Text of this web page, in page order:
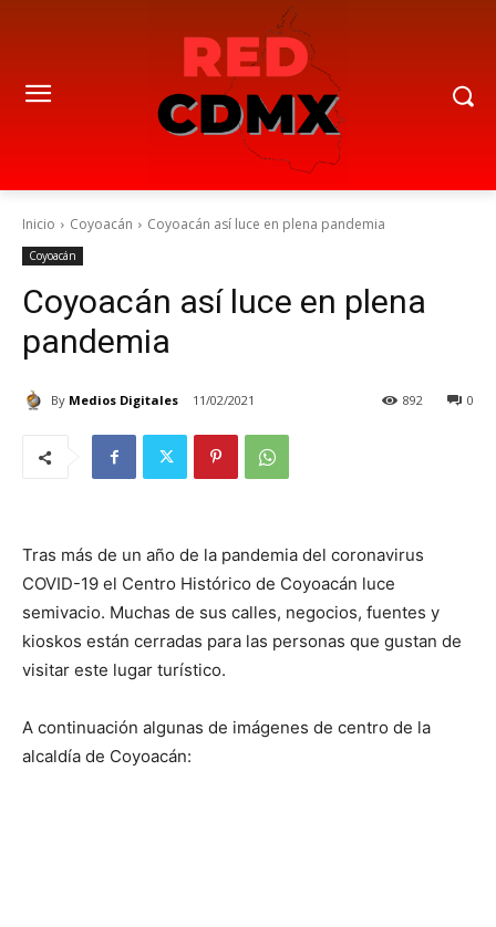
Inicio Coyoacán Coyoacán así luce en plena pandemia
Coyoacán
Coyoacán así luce en plena
pandemia
By Medios Digitales 11/02/2021 0
892
Tras más de un año de la pandemia del coronavirus
COVID-19 el Centro Histórico de Coyoacán luce
semivacio. Muchas de sus calles, negocios, fuentes y
kioskos están cerradas para las personas que gustan de
visitar este lugar turístico.
A continuación algunas de imágenes de centro de la
alcaldía de Coyoacán: